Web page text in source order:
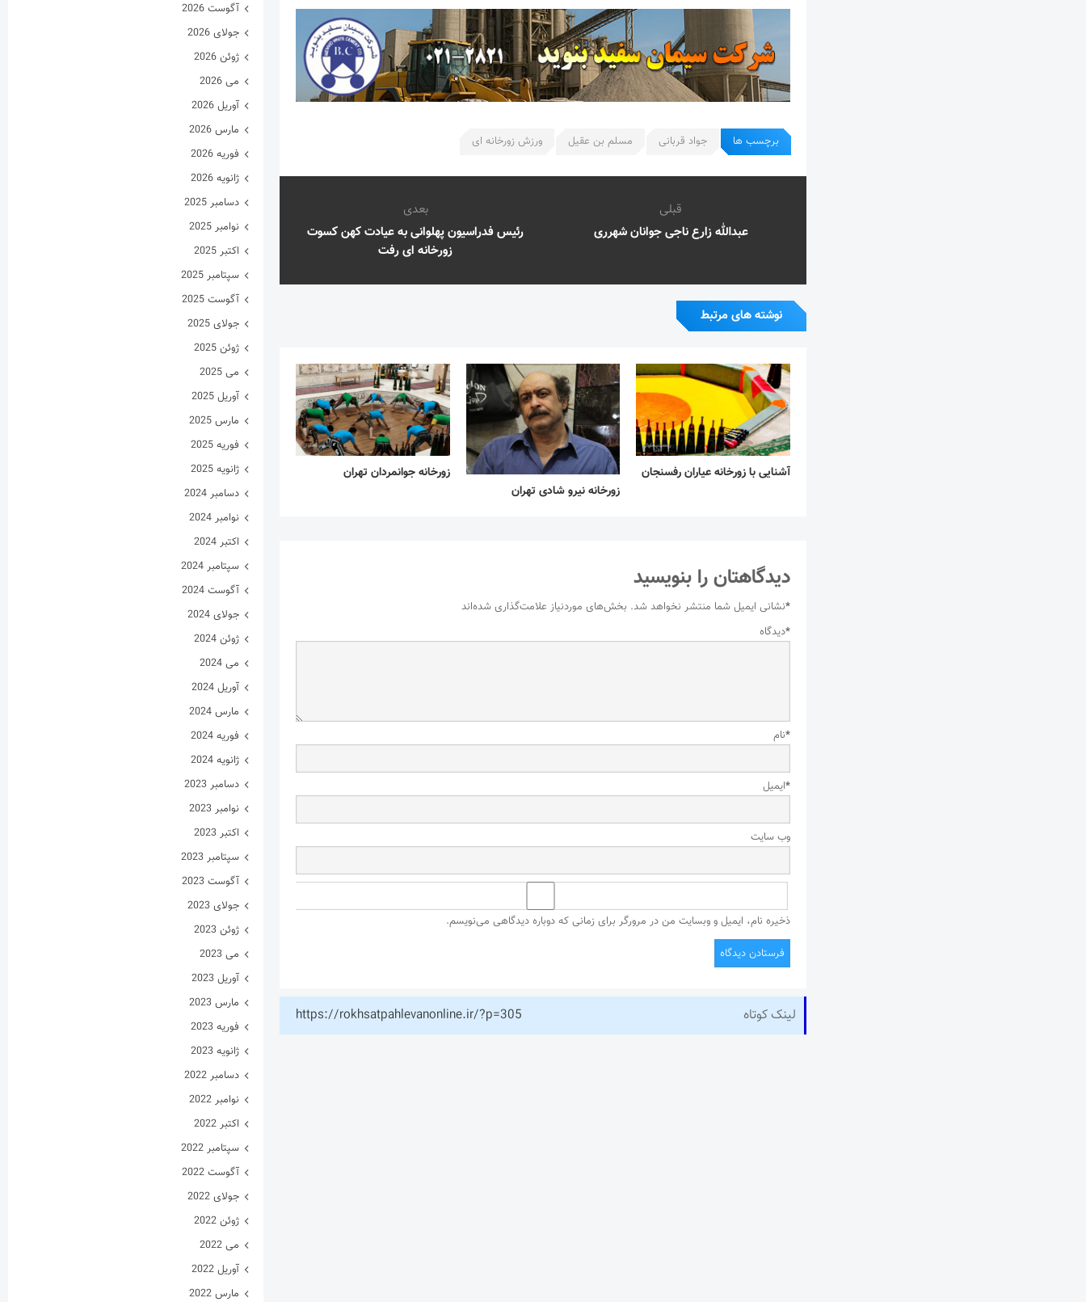
برچسب ها جواد قربانی مسلم بن عقیل ورزش زورخانه ای
قبلی
عبدالله زارع ناجی جوانان شهرری
بعدی
رئیس فدراسیون پهلوانی به عیادت کهن کسوت
زورخانه ای رفت
نوشته های مرتبط
آشنایی با زورخانه عیاران رفسنجان
زورخانه نیرو شادی تهران
زورخانه جوانمردان تهران
دیدگاهتان را بنویسید
نشانی ایمیل شما منتشر نخواهد شد. بخش‌های موردنیاز علامت‌گذاری شده‌اند
*
دیدگاه*
نام*
ایمیل*
وب‌ سایت
ذخیره نام، ایمیل و وبسایت من در مرورگر برای زمانی که دوباره دیدگاهی می‌نویسم.
لینک کوتاه https://rokhsatpahlevanonline.ir/?p=305
آگوست 2026
جولای 2026
ژوئن 2026
می 2026
آوریل 2026
مارس 2026
فوریه 2026
ژانویه 2026
دسامبر 2025
نوامبر 2025
اکتبر 2025
سپتامبر 2025
آگوست 2025
جولای 2025
ژوئن 2025
می 2025
آوریل 2025
مارس 2025
فوریه 2025
ژانویه 2025
دسامبر 2024
نوامبر 2024
اکتبر 2024
سپتامبر 2024
آگوست 2024
جولای 2024
ژوئن 2024
می 2024
آوریل 2024
مارس 2024
فوریه 2024
ژانویه 2024
دسامبر 2023
نوامبر 2023
اکتبر 2023
سپتامبر 2023
آگوست 2023
جولای 2023
ژوئن 2023
می 2023
آوریل 2023
مارس 2023
فوریه 2023
ژانویه 2023
دسامبر 2022
نوامبر 2022
اکتبر 2022
سپتامبر 2022
آگوست 2022
جولای 2022
ژوئن 2022
می 2022
آوریل 2022
مارس 2022